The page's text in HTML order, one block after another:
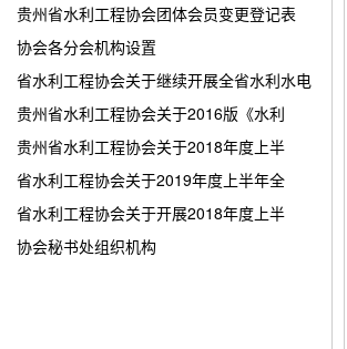
贵州省水利工程协会团体会员变更登记表
协会各分会机构设置
省水利工程协会关于继续开展全省水利水电
贵州省水利工程协会关于2016版《水利
贵州省水利工程协会关于2018年度上半
省水利工程协会关于2019年度上半年全
省水利工程协会关于开展2018年度上半
协会秘书处组织机构